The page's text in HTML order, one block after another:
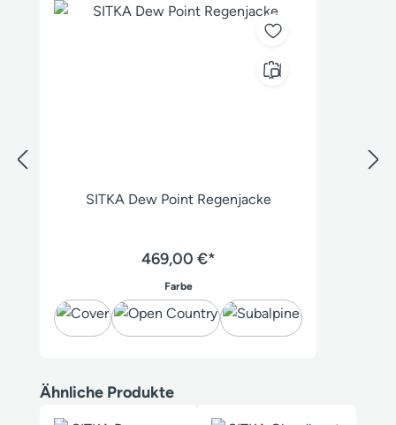
SITKA Dew Point Regenjacke
469,00 €*
Farbeauswählen
Produktgalerie überspringen
Ähnliche Produkte